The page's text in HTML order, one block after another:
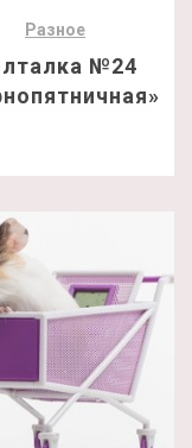
Разное
№24